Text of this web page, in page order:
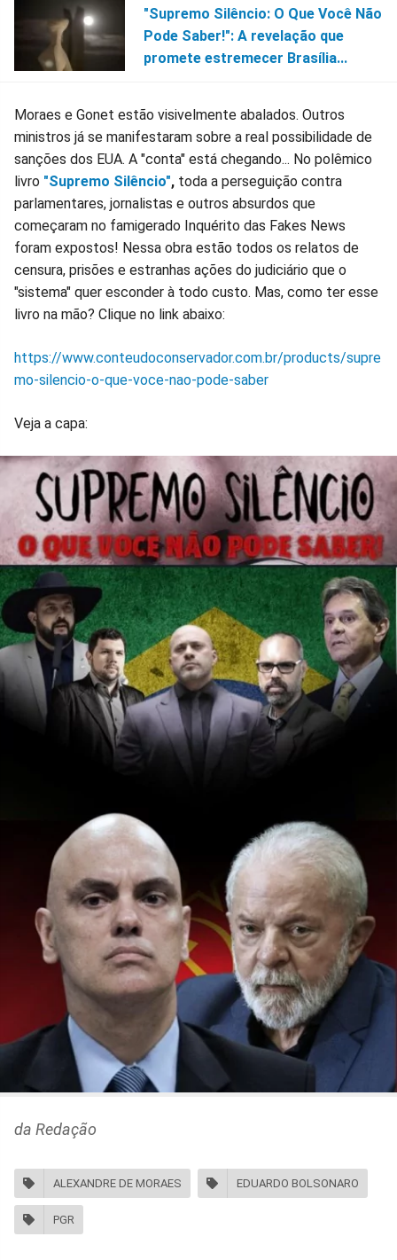
"Supremo Silêncio: O Que Você Não
Pode Saber!": A revelação que
promete estremecer Brasília...
Moraes e Gonet estão visivelmente abalados. Outros
ministros já se manifestaram sobre a real possibilidade de
sanções dos EUA. A "conta" está chegando... No polêmico
livro "Supremo Silêncio", toda a perseguição contra
parlamentares, jornalistas e outros absurdos que
começaram no famigerado Inquérito das Fakes News
foram expostos! Nessa obra estão todos os relatos de
censura, prisões e estranhas ações do judiciário que o
"sistema" quer esconder à todo custo. Mas, como ter esse
livro na mão? Clique no link abaixo:
https://www.conteudoconservador.com.br/products/supre
mo-silencio-o-que-voce-nao-pode-saber
Veja a capa:
da Redação
ALEXANDRE DE MORAES EDUARDO BOLSONARO
PGR